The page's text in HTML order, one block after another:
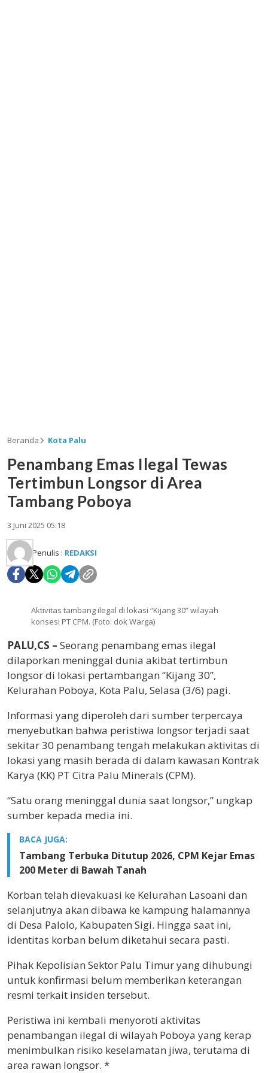
Beranda Kota Palu
Penambang Emas Ilegal Tewas
Tertimbun Longsor di Area
Tambang Poboya
3 Juni 2025 05:18
Penulis : REDAKSI
Aktivitas tambang ilegal di lokasi “Kijang 30” wilayah
konsesi PT CPM. (Foto: dok Warga)
PALU,CS – Seorang penambang emas ilegal
dilaporkan meninggal dunia akibat tertimbun
longsor di lokasi pertambangan “Kijang 30”,
Kelurahan Poboya, Kota Palu, Selasa (3/6) pagi.
Informasi yang diperoleh dari sumber terpercaya
menyebutkan bahwa peristiwa longsor terjadi saat
sekitar 30 penambang tengah melakukan aktivitas di
lokasi yang masih berada di dalam kawasan Kontrak
Karya (KK) PT Citra Palu Minerals (CPM).
“Satu orang meninggal dunia saat longsor,” ungkap
sumber kepada media ini.
BACA JUGA:
Tambang Terbuka Ditutup 2026, CPM Kejar Emas
200 Meter di Bawah Tanah
Korban telah dievakuasi ke Kelurahan Lasoani dan
selanjutnya akan dibawa ke kampung halamannya
di Desa Palolo, Kabupaten Sigi. Hingga saat ini,
identitas korban belum diketahui secara pasti.
Pihak Kepolisian Sektor Palu Timur yang dihubungi
untuk konfirmasi belum memberikan keterangan
resmi terkait insiden tersebut.
Peristiwa ini kembali menyoroti aktivitas
penambangan ilegal di wilayah Poboya yang kerap
menimbulkan risiko keselamatan jiwa, terutama di
area rawan longsor. *